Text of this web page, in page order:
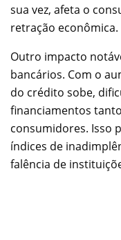
sua vez, afeta o
retração econômica.
Outro impacto
bancários. Com o
do crédito sobe,
financiamentos
consumidores. Isso
índices de
falência de